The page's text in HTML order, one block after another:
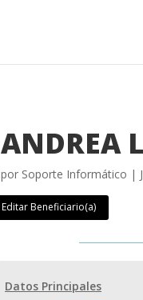
ANDREA
por Soporte Informático |
Editar Beneficiario(a)
Datos Principales